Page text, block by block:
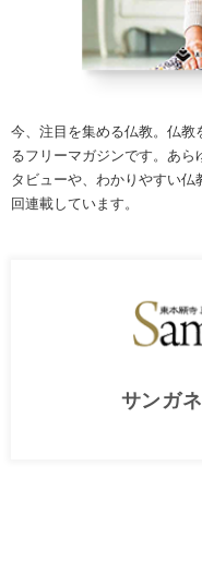
今、注目を集める仏教。仏教
るフリーマガジンです。あ
タビューや、わかりやすい
回連載しています。
サンガ